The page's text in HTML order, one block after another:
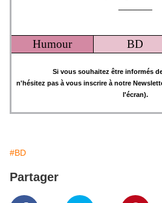
Humour BD
Si vous souhaitez être informés
n'hésitez pas à vous inscrire à notre
l'écran).
#BD
Partager